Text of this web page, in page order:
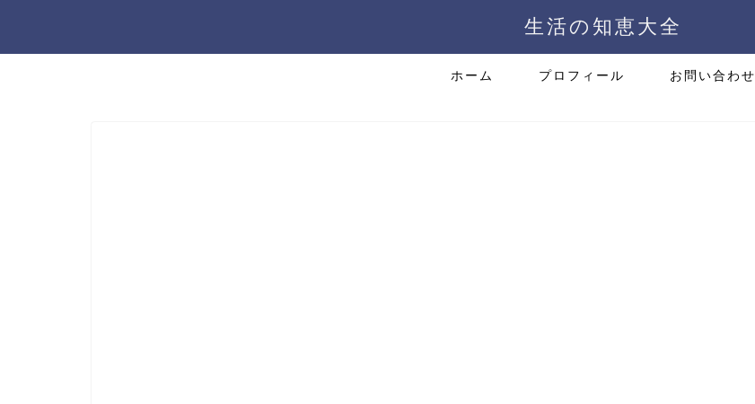
生活の知恵大全
ホーム プロフィール お問い合わせ